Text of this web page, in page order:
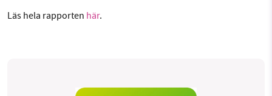
Läs hela rapporten här.